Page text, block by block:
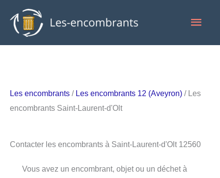
contenu
Les encombrants / Les encombrants 12 (Aveyron) / Les
encombrants Saint-Laurent-d'Olt
Contacter les encombrants à Saint-Laurent-d'Olt 12560
Vous avez un encombrant, objet ou un déchet à